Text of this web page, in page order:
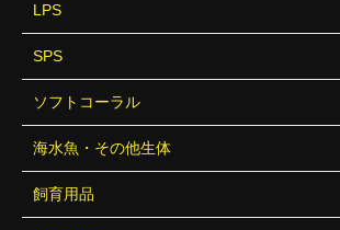
LPS
SPS
ソフトコーラル
海水魚・その他生体
飼育用品